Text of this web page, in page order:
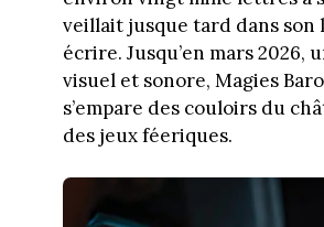
veillait jusque tard dans son
écrire. Jusqu’en mars 2026,
visuel et sonore, Magies
s’empare des couloirs du
des jeux féeriques.